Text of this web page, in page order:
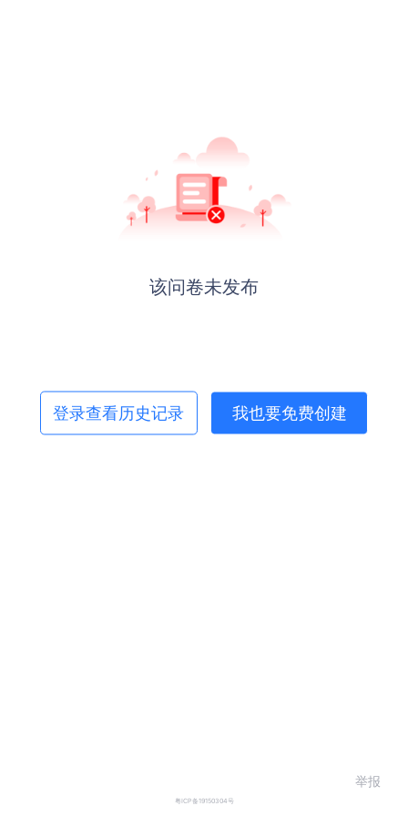
该问卷未发布
登录查看历史记录 我也要免费创建
粤ICP备19150304号
举报